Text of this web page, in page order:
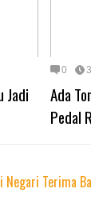
Jadi
0
Ada
Pedal
Negari Terima